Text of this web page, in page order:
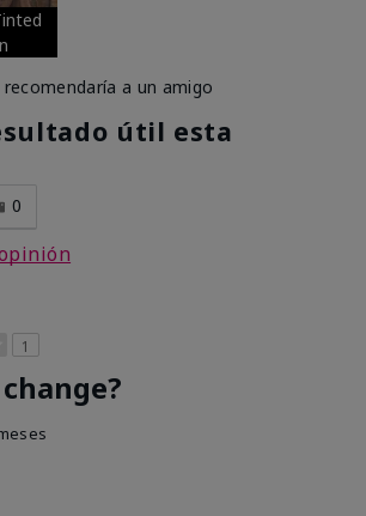
recomendaría a un amigo
útil esta
0
1